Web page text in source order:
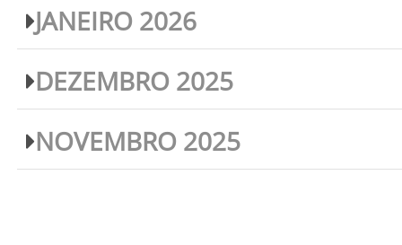
JANEIRO 2026
DEZEMBRO 2025
NOVEMBRO 2025